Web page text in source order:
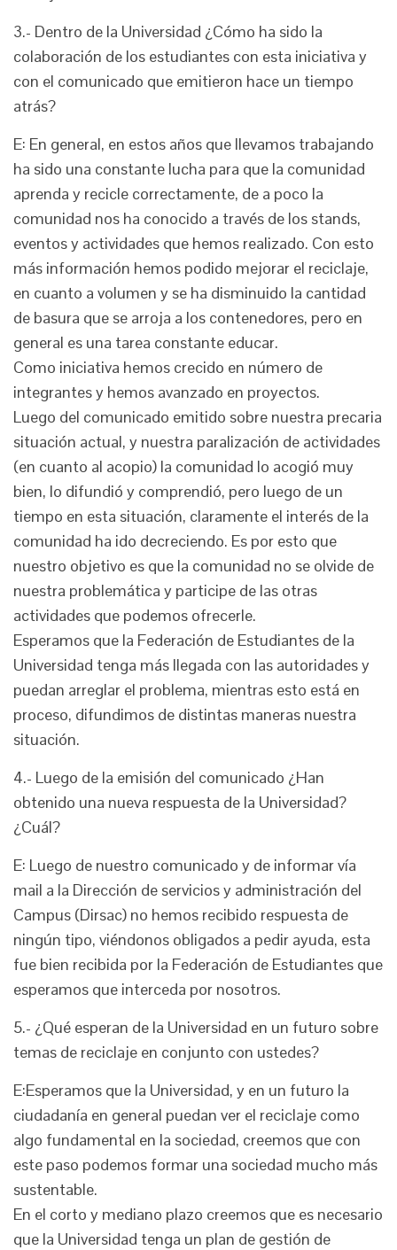
3.- Dentro de la Universidad ¿Cómo ha sido la
colaboración de los estudiantes con esta iniciativa y
con el comunicado que emitieron hace un tiempo
atrás?
E: En general, en estos años que llevamos trabajando
ha sido una constante lucha para que la comunidad
aprenda y recicle correctamente, de a poco la
comunidad nos ha conocido a través de los stands,
eventos y actividades que hemos realizado. Con esto
más información hemos podido mejorar el reciclaje,
en cuanto a volumen y se ha disminuido la cantidad
de basura que se arroja a los contenedores, pero en
general es una tarea constante educar.
Como iniciativa hemos crecido en número de
integrantes y hemos avanzado en proyectos.
Luego del comunicado emitido sobre nuestra precaria
situación actual, y nuestra paralización de actividades
(en cuanto al acopio) la comunidad lo acogió muy
bien, lo difundió y comprendió, pero luego de un
tiempo en esta situación, claramente el interés de la
comunidad ha ido decreciendo. Es por esto que
nuestro objetivo es que la comunidad no se olvide de
nuestra problemática y participe de las otras
actividades que podemos ofrecerle.
Esperamos que la Federación de Estudiantes de la
Universidad tenga más llegada con las autoridades y
puedan arreglar el problema, mientras esto está en
proceso, difundimos de distintas maneras nuestra
situación.
4.- Luego de la emisión del comunicado ¿Han
obtenido una nueva respuesta de la Universidad?
¿Cuál?
E: Luego de nuestro comunicado y de informar vía
mail a la Dirección de servicios y administración del
Campus (Dirsac) no hemos recibido respuesta de
ningún tipo, viéndonos obligados a pedir ayuda, esta
fue bien recibida por la Federación de Estudiantes que
esperamos que interceda por nosotros.
5.- ¿Qué esperan de la Universidad en un futuro sobre
temas de reciclaje en conjunto con ustedes?
E:Esperamos que la Universidad, y en un futuro la
ciudadanía en general puedan ver el reciclaje como
algo fundamental en la sociedad, creemos que con
este paso podemos formar una sociedad mucho más
sustentable.
En el corto y mediano plazo creemos que es necesario
que la Universidad tenga un plan de gestión de